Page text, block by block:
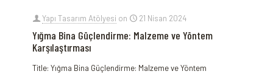
Yapı Tasarım Atölyesi on 21 Nisan 2024
Yığma Bina Güçlendirme: Malzeme ve Yöntem
Karşılaştırması
Title: Yığma Bina Güçlendirme: Malzeme ve Yöntem